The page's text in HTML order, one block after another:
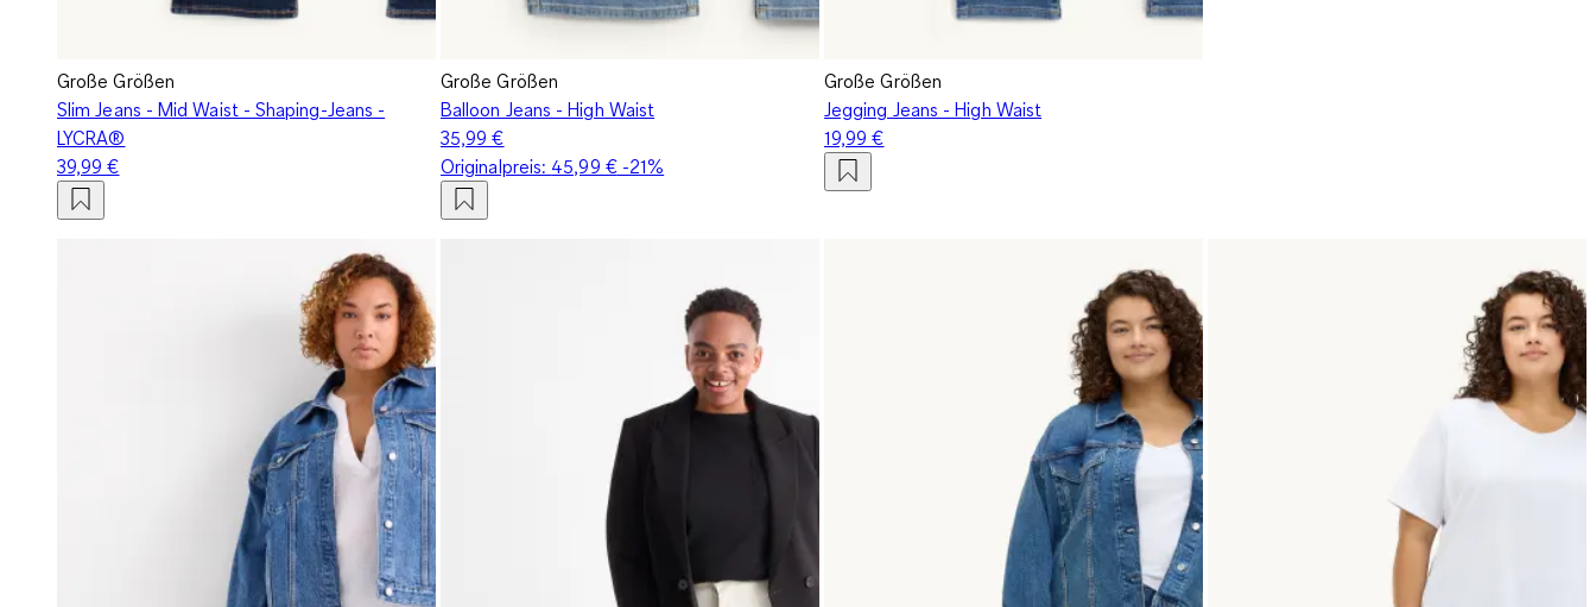
Große Größen
Slim Jeans - Mid Waist - Shaping-Jeans -
LYCRA®
39,99 €
Große Größen
Balloon Jeans - High Waist
35,99 €
Originalpreis: 45,99 €-21%
Große Größen
Jegging Jeans - High Waist
19,99 €